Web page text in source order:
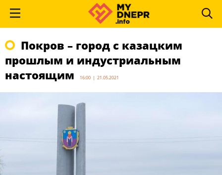
Покров – город с казацким
прошлым и индустриальным
настоящим
16:00 | 21.05.2021